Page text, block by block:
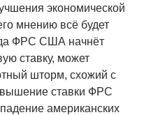
экономической
мнению всё будет
ФРС США начнёт
ставку, может
шторм, схожий с
ставки ФРС
американских